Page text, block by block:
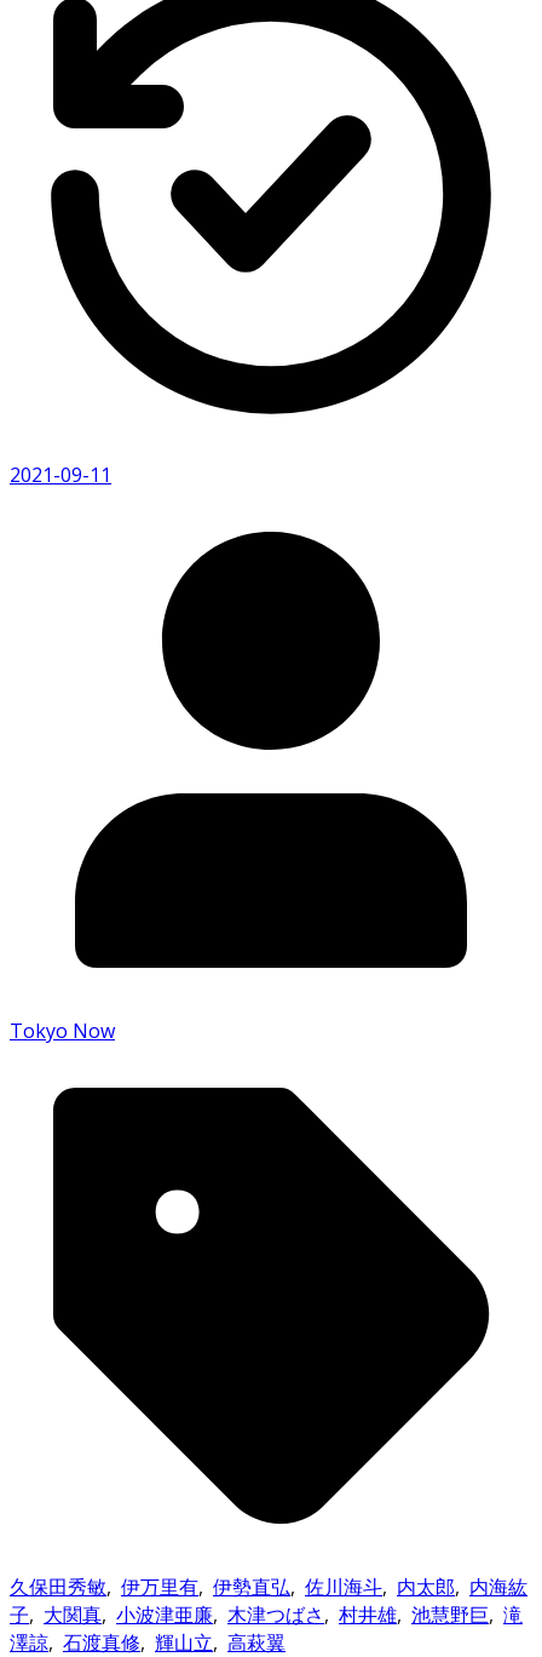
2021-09-11
Tokyo Now
久保田秀敏, 伊万里有, 伊勢直弘, 佐川海斗, 内太郎, 内海紘
子, 大関真, 小波津亜廉, 木津つばさ, 村井雄, 池慧野巨, 滝
澤諒, 石渡真修, 輝山立, 高萩翼